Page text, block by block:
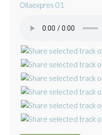
Ollaexpres 01